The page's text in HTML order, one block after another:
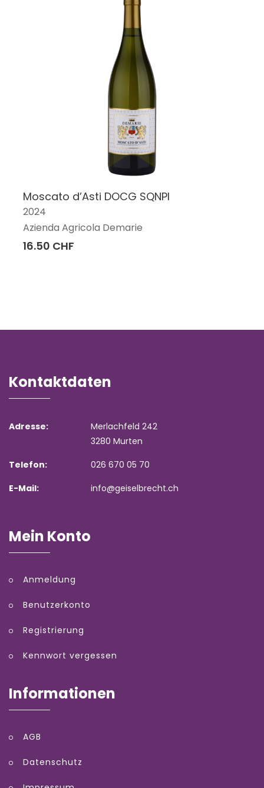
Moscato d’Asti DOCG SQNPI
2024
Azienda Agricola Demarie
16.50 CHF
Kontaktdaten
Adresse:
Merlachfeld 242
3280 Murten
Telefon:
026 670 05 70
E-Mail:
info@geiselbrecht.ch
Mein Konto
Anmeldung
Benutzerkonto
Registrierung
Kennwort vergessen
Informationen
AGB
Datenschutz